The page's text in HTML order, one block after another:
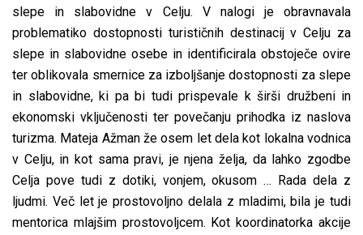
slepe in slabovidne v Celju. V nalogi je obravnavala
problematiko dostopnosti turističnih destinacij v Celju za
slepe in slabovidne osebe in identificirala obstoječe ovire
ter oblikovala smernice za izboljšanje dostopnosti za slepe
in slabovidne, ki pa bi tudi prispevale k širši družbeni in
ekonomski vključenosti ter povečanju prihodka iz naslova
turizma. Mateja Ažman že osem let dela kot lokalna vodnica
v Celju, in kot sama pravi, je njena želja, da lahko zgodbe
Celja pove tudi z dotiki, vonjem, okusom … Rada dela z
ljudmi. Več let je prostovoljno delala z mladimi, bila je tudi
mentorica mlajšim prostovoljcem. Kot koordinatorka akcije